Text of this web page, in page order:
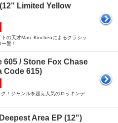
Limited Yellow
トの天才Marc Kinchenによるクラシッ
盤！
605 / Stone Fox Chase
Code 615)
！ジャンルを超え人気のロッキンデ
Area EP (12")